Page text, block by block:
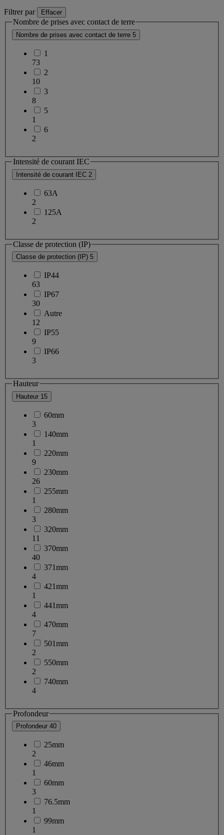
Filtrer par Effacer
Nombre de prises avec contact de terre
Nombre de prises avec contact de terre 5
1
73
2
10
3
8
5
1
6
2
Intensité de courant IEC
Intensité de courant IEC 2
63A
2
125A
2
Classe de protection (IP)
Classe de protection (IP) 5
IP44
63
IP67
30
Autre
12
IP55
9
IP66
3
Hauteur
Hauteur 15
60mm
3
140mm
1
220mm
9
230mm
26
255mm
1
280mm
3
320mm
11
370mm
40
371mm
4
421mm
1
441mm
4
470mm
7
501mm
2
550mm
2
740mm
4
Profondeur
Profondeur 40
25mm
2
46mm
1
60mm
3
76.5mm
1
99mm
1